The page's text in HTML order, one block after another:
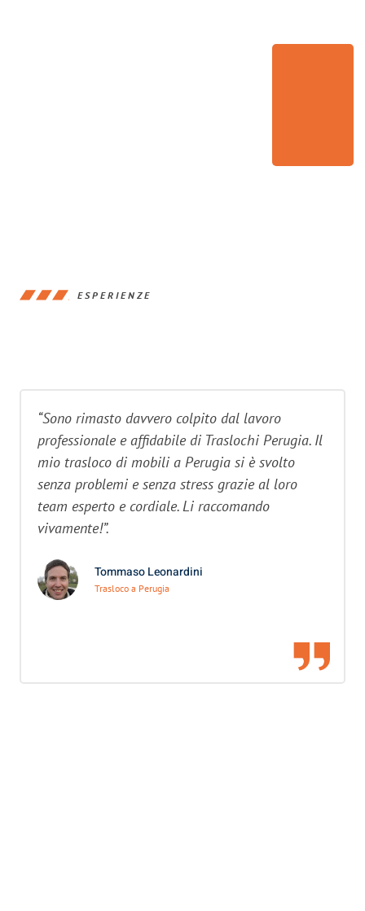
ESPERIENZE
“Sono rimasto davvero colpito dal lavoro
professionale e affidabile di Traslochi Perugia. Il
mio trasloco di mobili a Perugia si è svolto
senza problemi e senza stress grazie al loro
team esperto e cordiale. Li raccomando
vivamente!”.
Tommaso Leonardini
Trasloco a Perugia